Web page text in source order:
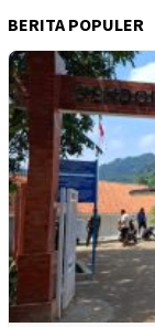
BERITA POPULER